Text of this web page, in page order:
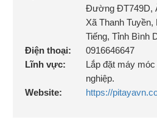
Đường ĐT749D,
Xã Thanh Tuyền,
Tiếng, Tỉnh Bình
Điện thoại:
0916646647
Lĩnh vực:
Lắp đặt máy
nghiệp.
Website:
https://